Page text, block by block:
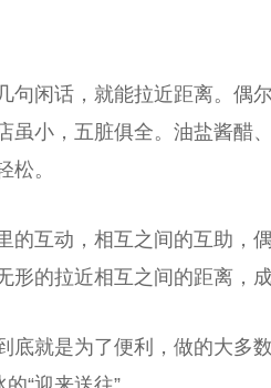
句闲话，就能拉近距离。偶
虽小，五脏俱全。油盐酱醋
。
的互动，相互之间的互助，
的拉近相互之间的距离，成
底就是为了便利，做的大多